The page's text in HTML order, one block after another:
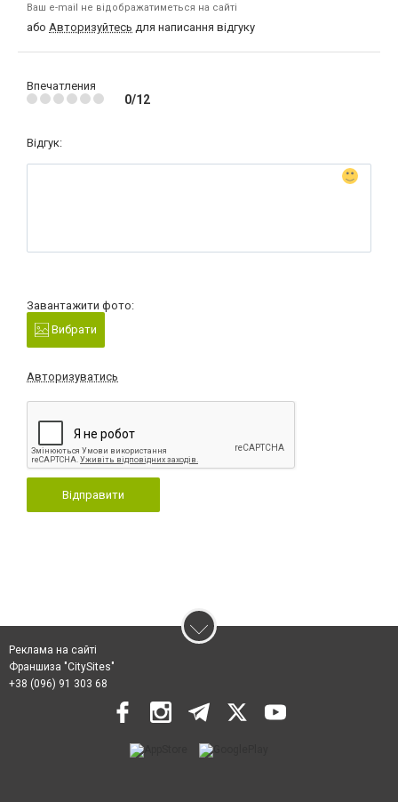
Ваш e-mail не відображатиметься на сайті
або Авторизуйтесь для написання відгуку
Впечатления
0/12
Відгук:
Завантажити фото:
Вибрати
Авторизуватись
Відправити
Реклама на сайті
Франшиза "CitySites"
+38 (096) 91 303 68